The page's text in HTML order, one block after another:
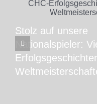
Stolz auf unsere
Nationalspieler: